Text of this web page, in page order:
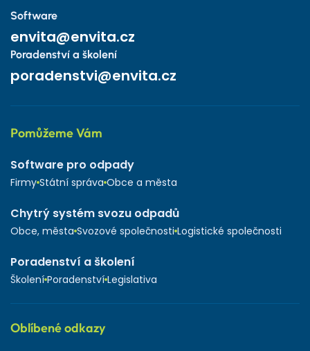
Software
envita@envita.cz
Poradenství a školení
poradenstvi@envita.cz
Pomůžeme Vám
Software pro odpady
Firmy Státní správa Obce a města
Chytrý systém svozu odpadů
Obce, města Svozové společnosti Logistické společnosti
Poradenství a školení
Školení Poradenství Legislativa
Oblíbené odkazy